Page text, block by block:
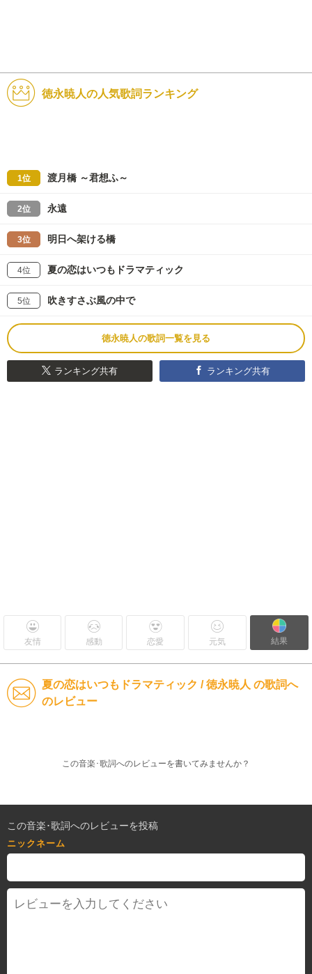
徳永暁人の人気歌詞ランキング
1位 渡月橋 ～君想ふ～
2位 永遠
3位 明日へ架ける橋
4位 夏の恋はいつもドラマティック
5位 吹きすさぶ風の中で
徳永暁人の歌詞一覧を見る
ランキング共有 ランキング共有
友情 感動 恋愛 元気 結果
夏の恋はいつもドラマティック / 徳永暁人 の歌詞へ
のレビュー
この音楽･歌詞へのレビューを書いてみませんか？
この音楽･歌詞へのレビューを投稿
ニックネーム